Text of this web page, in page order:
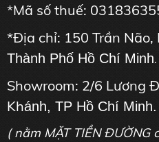
*Mã số thuế:
*Địa chỉ: 150 Trần Não,
Thành Phố Hồ Chí Minh.
Showroom: 2/6 Lương
Khánh, TP Hồ Chí Minh.
( nằm MẶT TIỀN ĐƯỜNG